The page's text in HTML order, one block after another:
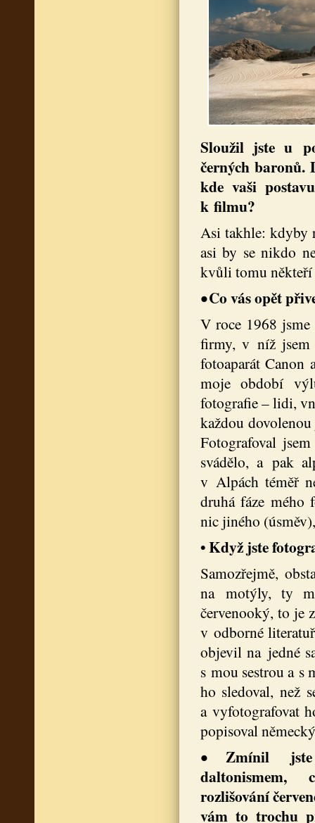
Sloužil jste u
černých baronů.
kde vaši
k filmu?
Asi takhle: kdyby
asi by se nikdo
kvůli tomu někteří
•Co vás opět
V roce 1968
firmy, v níž jsem
fotoaparát Canon
moje období
fotografie – lidi,
každou
Fotografoval
svádělo, a pak
v Alpách téměř
druhá fáze mého
nic jiného
• Když jste
Samozřejmě,
na motýly, ty
červenooký, to je
v odborné
objevil na jedné
s mou sestrou a s
ho sledoval, než
a vyfotografovat
popisoval
•Zmínil
rozlišování
vám to trochu